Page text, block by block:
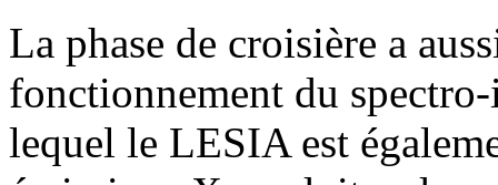
La phase de croisière a
fonctionnement du
lequel le LESIA est